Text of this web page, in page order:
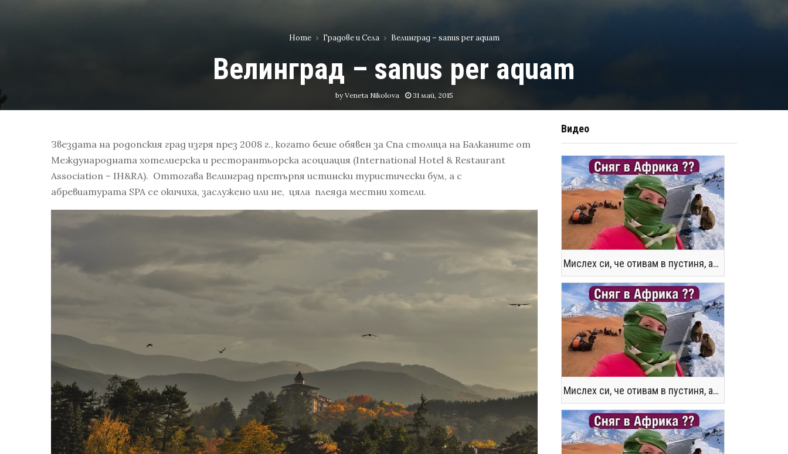
Home Градове и Села Велинград – sanus per aquam
Велинград – sanus per aquam
byVeneta Nikolova 31 май, 2015
Звездата на родопския град изгря през 2008 г., когато беше обявен за Спа столица на Балканите от
Международната хотелиерска и ресторантьорска асоциация (International Hotel & Restaurant
Association – IH&RA). Оттогава Велинград претърпя истински туристически бум, а с
абревиатурата SPA се окичиха, заслужено или не, цяла плеяда местни хотели.
Видео
Мислех си, че отивам в пустиня, а се озовах в снега !! / Not the Morocco You Know
Мислех си, че отивам в пустиня, а се озовах в снега !! / Not the Morocco You Know